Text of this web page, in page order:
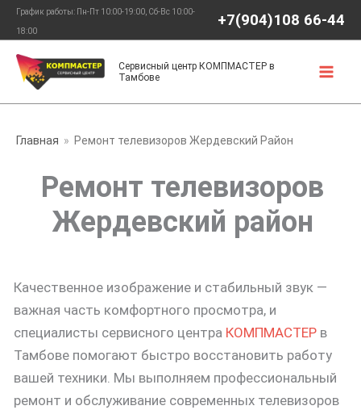
Перейти
содержимому
График работы: Пн-Пт 10:00-19:00, Сб-Вс 10:00-
18:00
+7(904)108 66-44
Сервисный центр КОМПМАСТЕР в
Тамбове
Главная Ремонт телевизоров Жердевский Район
Ремонт телевизоров
Жердевский район
Качественное изображение и стабильный звук —
важная часть комфортного просмотра, и
специалисты сервисного центра КОМПМАСТЕР в
Тамбове помогают быстро восстановить работу
вашей техники. Мы выполняем профессиональный
ремонт и обслуживание современных телевизоров